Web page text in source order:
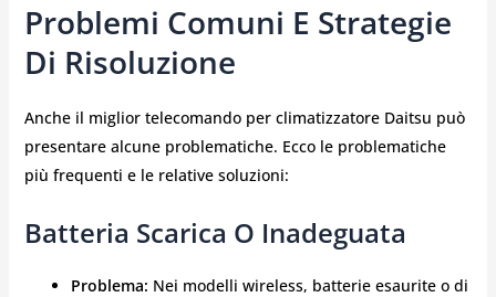
Problemi Comuni E Strategie
Di Risoluzione
Anche il miglior telecomando per climatizzatore Daitsu può
presentare alcune problematiche. Ecco le problematiche
più frequenti e le relative soluzioni:
Batteria Scarica O Inadeguata
Problema: Nei modelli wireless, batterie esaurite o di